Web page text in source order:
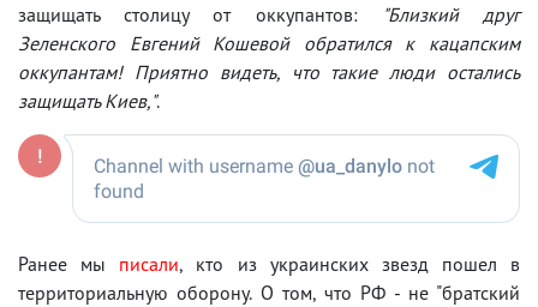
защищать столицу от оккупантов:
"Близкий друг
Зеленского Евгений Кошевой обратился к кацапским
оккупантам! Приятно видеть, что такие люди остались
защищать Киев,".
Ранее мы писали, кто из украинских звезд пошел в
территориальную оборону. О том, что РФ - не "братский